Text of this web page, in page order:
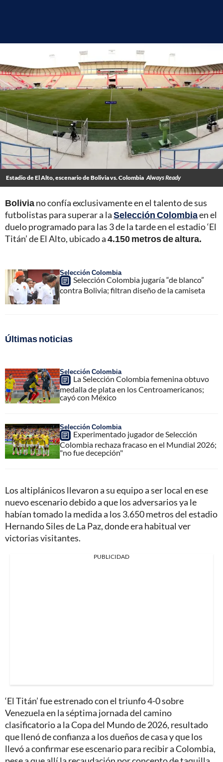
Estadio de El Alto, escenario de Bolivia vs. Colombia Always Ready
Boliviano confía exclusivamente en el talento de sus
futbolistas para superar a laSelección Colombiaen el
duelo programado para las 3 de la tarde en el estadio ‘El
Titán’ de El Alto, ubicado a4.150 metros de altura.
Selección Colombia
Selección Colombia jugaría “de blanco”
contra Bolivia; filtran diseño de la camiseta
Últimas noticias
Selección Colombia
La Selección Colombia femenina obtuvo
medalla de plata en los Centroamericanos;
cayó con México
Selección Colombia
Experimentado jugador de Selección
Colombia rechaza fracaso en el Mundial 2026;
"no fue decepción"
Los altiplánicos llevaron a su equipo a ser local en ese
nuevo escenario debido a que los adversarios ya le
habían tomado la medida a los 3.650 metros del estadio
Hernando Siles de La Paz, donde era habitual ver
victorias visitantes.
PUBLICIDAD
‘El Titán’ fue estrenado con el triunfo 4-0 sobre
Venezuela en la séptima jornada del camino
clasificatorio a la Copa del Mundo de 2026, resultado
que llenó de confianza a los dueños de casa y que los
llevó a confirmar ese escenario para recibir a Colombia,